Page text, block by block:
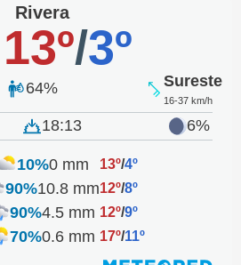
Rivera
13º/3º
64% Sureste
16-37 km/h
18:13 6%
10%0 mm 13º/4º
90%10.8 mm12º/8º
90%4.5 mm 12º/9º
70%0.6 mm 17º/11º